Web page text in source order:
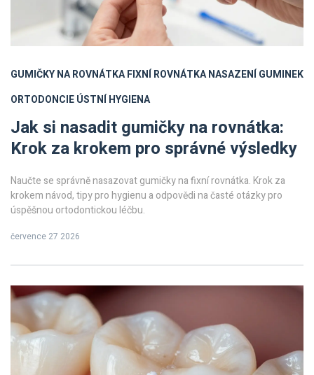
GUMIČKY NA ROVNÁTKAFIXNÍ ROVNÁTKANASAZENÍ GUMINEK
ORTODONCIEÚSTNÍ HYGIENA
Jak si nasadit gumičky na rovnátka:
Krok za krokem pro správné výsledky
Naučte se správně nasazovat gumičky na fixní rovnátka. Krok za
krokem návod, tipy pro hygienu a odpovědi na časté otázky pro
úspěšnou ortodontickou léčbu.
července 27 2026